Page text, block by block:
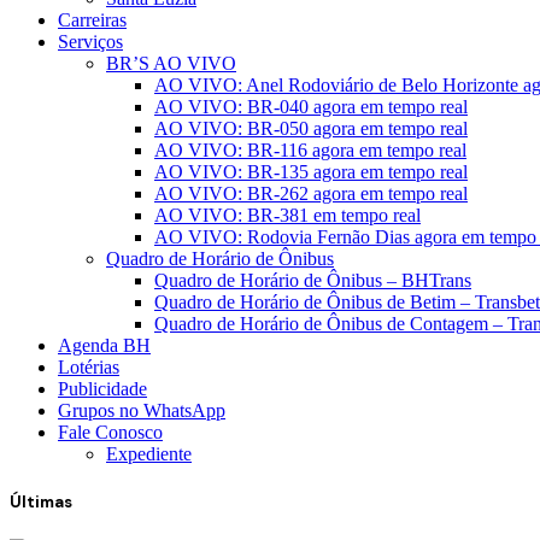
Carreiras
Serviços
BR’S AO VIVO
AO VIVO: Anel Rodoviário de Belo Horizonte
AO VIVO: BR-040 agora em tempo real
AO VIVO: BR-050 agora em tempo real
AO VIVO: BR-116 agora em tempo real
AO VIVO: BR-135 agora em tempo real
AO VIVO: BR-262 agora em tempo real
AO VIVO: BR-381 em tempo real
AO VIVO: Rodovia Fernão Dias agora em tempo
Quadro de Horário de Ônibus
Quadro de Horário de Ônibus – BHTrans
Quadro de Horário de Ônibus de Betim –
Quadro de Horário de Ônibus de Contagem –
Agenda BH
Lotérias
Publicidade
Grupos no WhatsApp
Fale Conosco
Expediente
Últimas